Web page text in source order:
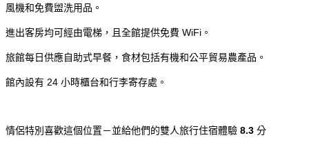
風機和免費盥洗用品。
進出客房均可經由電梯，且全館提供免費 WiFi。
旅館每日供應自助式早餐，食材包括有機和公平貿易農產品。
館內設有 24 小時櫃台和行李寄存處。
情侶特別喜歡這個位置－並給他們的雙人旅行住宿體驗 8.3 分